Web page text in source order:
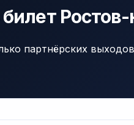
билет
партнёрских